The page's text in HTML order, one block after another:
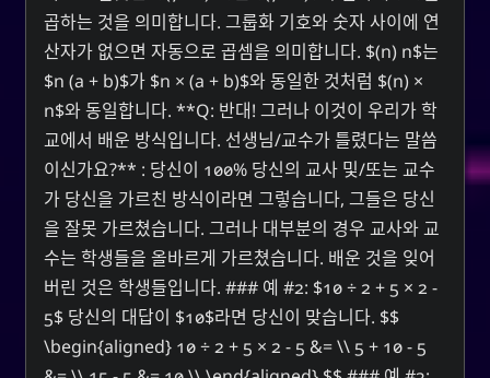
곱하는 것을 의미합니다. 그룹화 기호와 숫자 사이에 연
산자가 없으면 자동으로 곱셈을 의미합니다. $(n) n$는
$n (a + b)$가 $n × (a + b)$와 동일한 것처럼 $(n) ×
n$와 동일합니다. **Q: 반대! 그러나 이것이 우리가 학
교에서 배운 방식입니다. 선생님/교수가 틀렸다는 말씀
이신가요?** : 당신이 100% 당신의 교사 및/또는 교수
가 당신을 가르친 방식이라면 그렇습니다, 그들은 당신
을 잘못 가르쳤습니다. 그러나 대부분의 경우 교사와 교
수는 학생들을 올바르게 가르쳤습니다. 배운 것을 잊어
버린 것은 학생들입니다. ### 예 #2: $10 ÷ 2 + 5 × 2 -
5$ 당신의 대답이 $10$라면 당신이 맞습니다. $$
\begin{aligned} 10 ÷ 2 + 5 × 2 - 5 &= \\ 5 + 10 - 5